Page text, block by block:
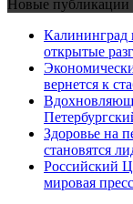
Новые публикации
Калининград
открытые
вернется к
Здоровье на
становятся
Российский
мировая